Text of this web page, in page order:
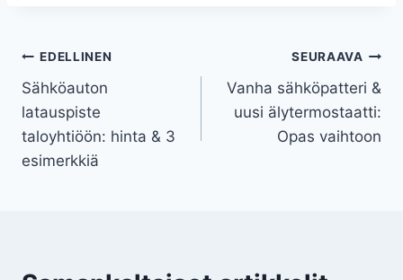
Artikkelien
selaus
EDELLINEN
Sähköauton
latauspiste
taloyhtiöön: hinta & 3
esimerkkiä
SEURAAVA
Vanha sähköpatteri &
uusi älytermostaatti:
Opas vaihtoon